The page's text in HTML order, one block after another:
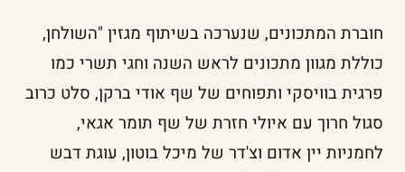
חוברת המתכונים, שנערכה בשיתוף מגזין "השולחן,
כוללת מגוון מתכונים לראש השנה וחגי תשרי כמו
פרגית בוויסקי ותפוחים של שף אודי ברקן, סלט כרוב
סגול חרוך עם איולי חזרת של שף תומר אגאי,
לחמניות יין אדום וצ'דר של מיכל בוטון, עוגת דבש